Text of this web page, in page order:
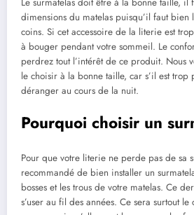
dimensions du matelas puisqu’il faut bien
coins. Si cet accessoire de la literie est
à bouger pendant votre sommeil. Le
perdrez tout l’intérêt de ce produit. Nous
le choisir à la bonne taille, car s’il est
déranger au cours de la nuit.
Pourquoi choisir un
Pour que votre literie ne perde pas de sa
recommandé de bien installer un
bosses et les trous de votre matelas. Ce
s’user au fil des années. Ce sera surtout